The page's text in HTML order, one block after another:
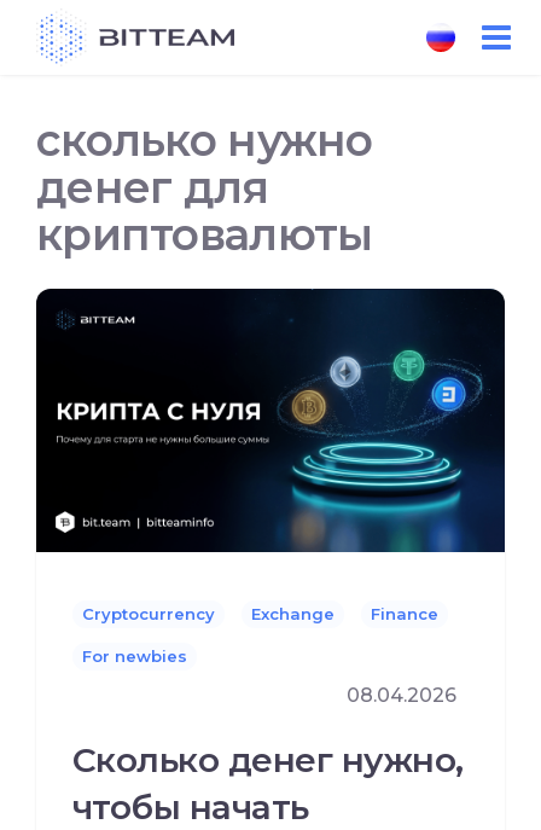
сколько нужно
денег для
криптовалюты
Cryptocurrency Exchange Finance
For newbies
08.04.2026
Сколько денег нужно,
чтобы начать